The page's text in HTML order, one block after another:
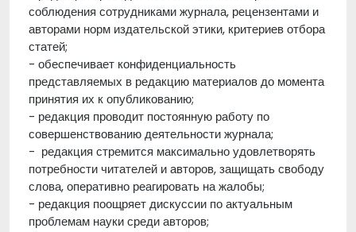
соблюдения сотрудниками журнала, рецензентами и
авторами норм издательской этики, критериев отбора
статей;
- обеспечивает конфиденциальность
представляемых в редакцию материалов до момента
принятия их к опубликованию;
- редакция проводит постоянную работу по
совершенствованию деятельности журнала;
- редакция стремится максимально удовлетворять
потребности читателей и авторов, защищать свободу
слова, оперативно реагировать на жалобы;
- редакция поощряет дискуссии по актуальным
проблемам науки среди авторов;